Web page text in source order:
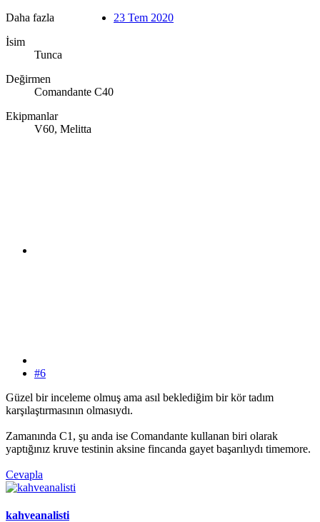
Daha fazla
İsim
Tunca
Değirmen
Comandante C40
Ekipmanlar
V60, Melitta
23 Tem 2020
#6
Güzel bir inceleme olmuş ama asıl beklediğim bir kör tadım
karşılaştırmasının olmasıydı.
Zamanında C1, şu anda ise Comandante kullanan biri olarak
yaptığınız kruve testinin aksine fincanda gayet başarılıydı timemore.
Cevapla
kahveanalisti